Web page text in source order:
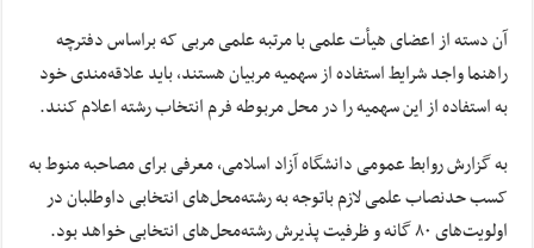
آن دسته از اعضای هیأت علمی با مرتبه علمی مربی کهبراساسدفترچه
راهنما واجد شرایط استفاده از سهمیه مربیان هستند، باید علاقه‌مندی خود
به استفاده از این سهمیه را در محل مربوطه فرم انتخاب رشته اعلام کنند.
به گزارش روابط عمومی دانشگاه آزاد اسلامی، معرفی برای مصاحبه منوط به
کسب حدنصاب علمی لازمباتوجهبهرشته‌محل‌هایانتخابی داوطلبان در
اولویت‌های ۸۰
گانهو ظرفیت پذیرشرشته‌محل‌هایانتخابی خواهد بود.